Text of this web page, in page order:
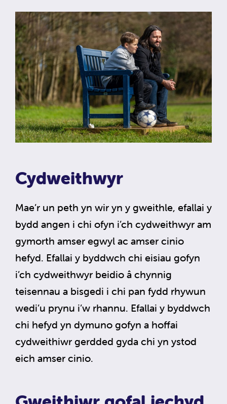
Cydweithwyr
Mae’r un peth yn wir yn y gweithle, efallai y
bydd angen i chi ofyn i’ch cydweithwyr am
gymorth amser egwyl ac amser cinio
hefyd. Efallai y byddwch chi eisiau gofyn
i’ch cydweithwyr beidio â chynnig
teisennau a bisgedi i chi pan fydd rhywun
wedi’u prynu i’w rhannu. Efallai y byddwch
chi hefyd yn dymuno gofyn a hoffai
cydweithiwr gerdded gyda chi yn ystod
eich amser cinio.